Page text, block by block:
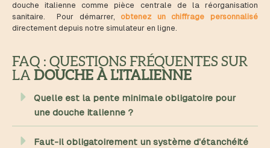
douche italienne comme pièce centrale de la réorganisation
sanitaire. Pour démarrer, obtenez un chiffrage personnalisé
directement depuis notre simulateur en ligne.
FAQ : QUESTIONS FRÉQUENTES SUR
LA DOUCHE À L'ITALIENNE
Quelle est la pente minimale obligatoire pour
une douche italienne ?
Faut-il obligatoirement un système d'étanchéité